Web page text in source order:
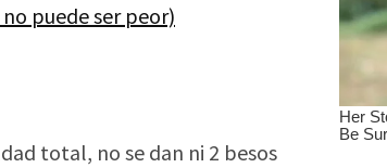
puede ser peor)
total, no se dan ni 2 besos